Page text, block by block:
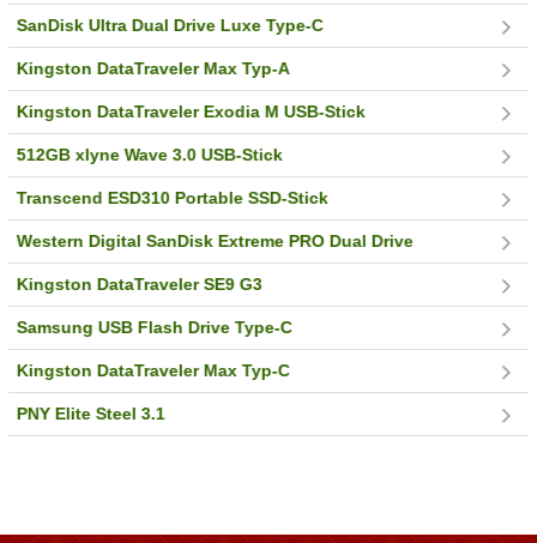
SanDisk Ultra Dual Drive Luxe Type-C
Kingston DataTraveler Max Typ-A
Kingston DataTraveler Exodia M USB-Stick
512GB xlyne Wave 3.0 USB-Stick
Transcend ESD310 Portable SSD-Stick
Western Digital SanDisk Extreme PRO Dual Drive
Kingston DataTraveler SE9 G3
Samsung USB Flash Drive Type-C
Kingston DataTraveler Max Typ-C
PNY Elite Steel 3.1